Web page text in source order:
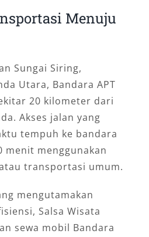
Menuju
Sungai Siring,
Utara, Bandara APT
20 kilometer dari
Akses jalan yang
tempuh ke bandara
menit menggunakan
transportasi umum.
mengutamakan
Salsa Wisata
sewa mobil Bandara